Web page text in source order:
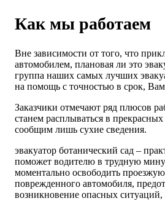
Как мы работаем
Вне зависимости от того, что
автомобилем, плановая ли это
группа наших самых лучших
на помощь с точностью в срок,
Заказчики отмечают ряд плюсов
станем расплываться в
сообщим лишь сухие сведения.
эвакуатор ботанический сад –
поможет водителю в трудную
моментально освободить проезжую
поврежденного автомобиля,
возникновение опасных ситуаций,